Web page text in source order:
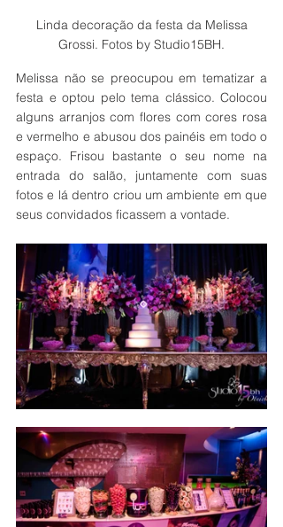
Grossi. Fotos by Studio15BH.
Melissa não se preocupou em tematizar a
festa e optou pelo tema clássico. Colocou
alguns arranjos com flores com cores rosa
e vermelho e abusou dos painéis em todo o
espaço. Frisou bastante o seu nome na
entrada do salão, juntamente com suas
fotos e lá dentro criou um ambiente em que
seus convidados ficassem a vontade.